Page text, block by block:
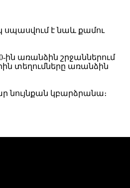
է նաև քամու
ին առանձին շրջաններում
տեղումները առանձին
նույնքան կբարձրանա։